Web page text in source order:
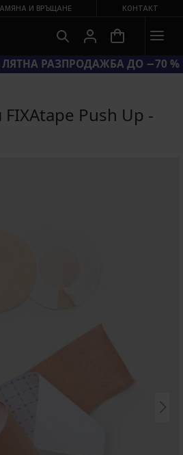
И ВРЪЩАНЕ КОНТАКТ
−20 %
Push Up -